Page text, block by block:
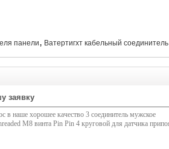
панели, Ватертигхт кабельный соединитель
заявку